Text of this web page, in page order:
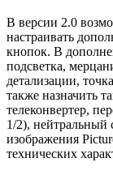
В версии 2.0
настраивать
кнопок. В
подсветка,
детализации,
также назначить
телеконвертер,
1/2), нейтральный
изображения
технических